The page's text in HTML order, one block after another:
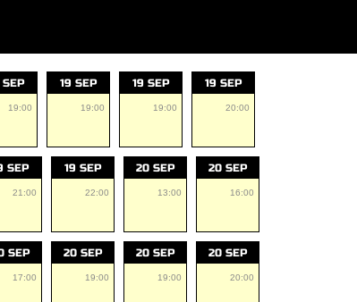
SEP
19:00
19 SEP
19:00
19 SEP
19:00
19 SEP
20:00
SEP
21:00
19 SEP
22:00
20 SEP
13:00
20 SEP
16:00
SEP
17:00
20 SEP
19:00
20 SEP
19:00
20 SEP
20:00